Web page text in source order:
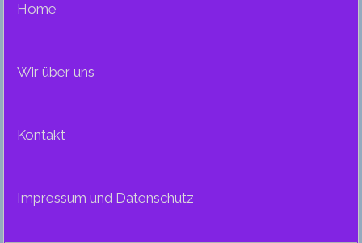
Home
Wir über uns
Kontakt
Impressum und Datenschutz